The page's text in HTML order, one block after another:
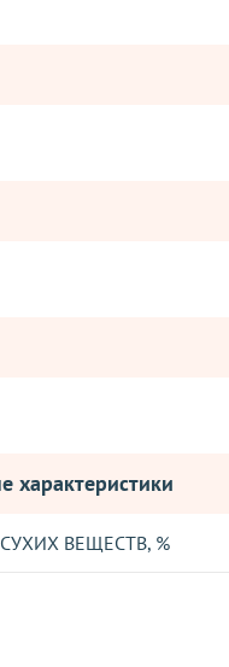
характеристики
ВЕЩЕСТВ, %